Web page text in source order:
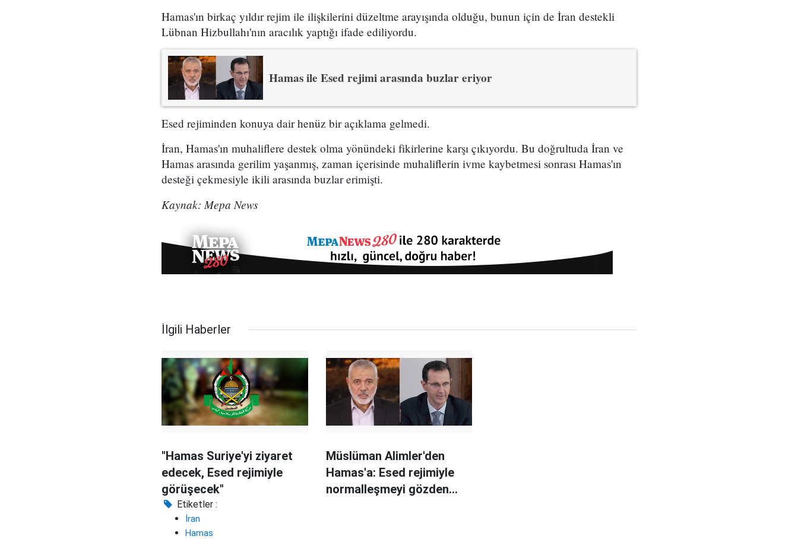
Hamas'ın birkaç yıldır rejim ile ilişkilerini düzeltme arayışında olduğu, bunun için de İran destekli
Lübnan Hizbullahı'nın aracılık yaptığı ifade ediliyordu.
Hamas ile Esed rejimi arasında buzlar eriyor
Esed rejiminden konuya dair henüz bir açıklama gelmedi.
İran, Hamas'ın muhaliflere destek olma yönündeki fikirlerine karşı çıkıyordu. Bu doğrultuda İran ve
Hamas arasında gerilim yaşanmış, zaman içerisinde muhaliflerin ivme kaybetmesi sonrası Hamas'ın
desteği çekmesiyle ikili arasında buzlar erimişti.
Kaynak: Mepa News
İlgili Haberler
"Hamas Suriye'yi ziyaret
edecek, Esed rejimiyle
görüşecek"
Müslüman Alimler'den
Hamas'a: Esed rejimiyle
normalleşmeyi gözden
Etiketler :
İran
Hamas